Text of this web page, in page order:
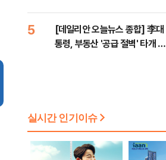
5
[데일리안 오늘뉴스 종합] 李대
통령, 부동산 '공급 절벽' 타개 총